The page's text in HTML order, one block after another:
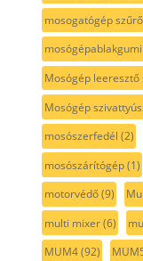
mosogatógép
mosógépablakgumi
Mosógép leeresztő
Mosógép
mosószerfedél (2)
mosószárítógép(1)
motorvédő(9)
multi mixer(6)
MUM4(92)